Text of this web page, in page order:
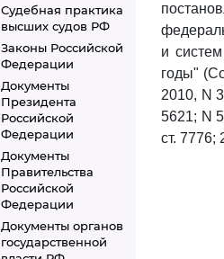
Судебная практика
высших судов РФ
Законы Российской
Федерации
Документы
Президента
Российской
Федерации
Документы
Правительства
Российской
Федерации
Документы органов
государственной
и
годы"
2010, N
5621; N
ст. 7776;